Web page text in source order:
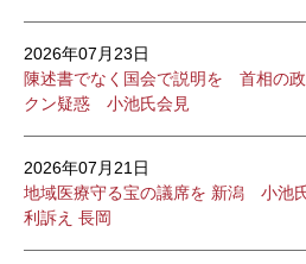
2026年07月23日
陳述書でなく国会で説明を 首相の
クン疑惑 小池氏会見
2026年07月21日
地域医療守る宝の議席を 新潟 小池
利訴え 長岡